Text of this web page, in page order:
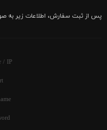
پس از ثبت سفارش، اطلاعات زیر به
/ IP